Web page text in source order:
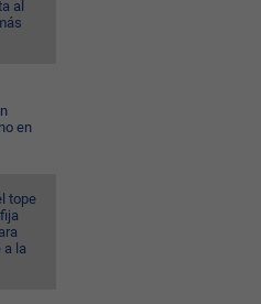
al
en
tope
a la